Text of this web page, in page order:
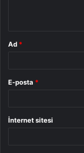
Ad *
E-posta *
İnternet sitesi